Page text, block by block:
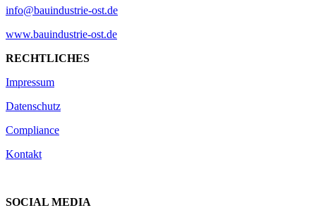
info@bauindustrie-ost.de
www.bauindustrie-ost.de
RECHTLICHES
Impressum
Datenschutz
Compliance
Kontakt
SOCIAL MEDIA